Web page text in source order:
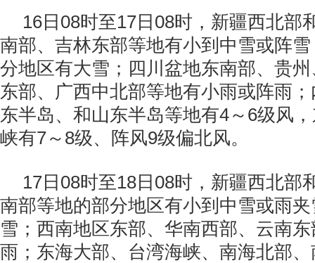
16日08时至17日08时，新疆西北部
南部、吉林东部等地有小到中雪或阵
分地区有大雪；四川盆地东南部、贵
东部、广西中北部等地有小雨或阵雨
东半岛、和山东半岛等地有4～6级风
峡有7～8级、阵风9级偏北风。
17日08时至18日08时，新疆西北部
南部等地的部分地区有小到中雪或雨
雪；西南地区东部、华南西部、云南
雨；东海大部、台湾海峡、南海北部